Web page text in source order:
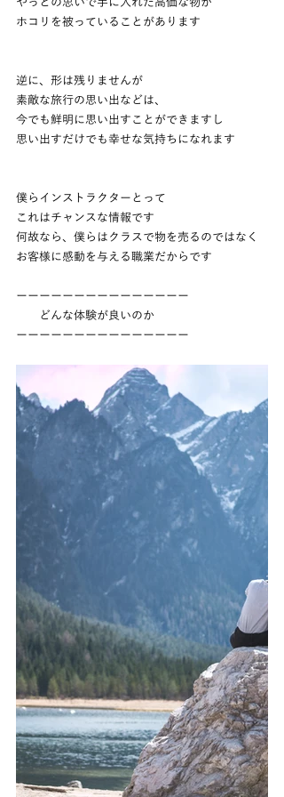
やっとの思いで手に入れた高価な物が
ホコリを被っていることがあります
逆に、形は残りませんが
素敵な旅行の思い出などは、
今でも鮮明に思い出すことができますし
思い出すだけでも幸せな気持ちになれます
僕らインストラクターとって
これはチャンスな情報です
何故なら、僕らはクラスで物を売るのではなく
お客様に感動を与える職業だからです
ーーーーーーーーーーーーーーー
どんな体験が良いのか
ーーーーーーーーーーーーーーー